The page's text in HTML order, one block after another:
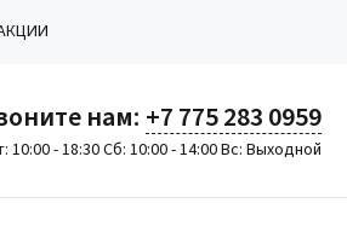
нам: +7 775 283 0959
10:00 - 18:30 Сб: 10:00 - 14:00 Вс: Выходной